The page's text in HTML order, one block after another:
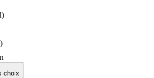
choix